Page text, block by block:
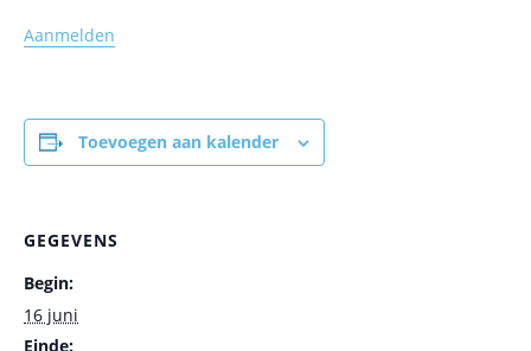
Aanmelden
Toevoegen aan kalender
GEGEVENS
Begin:
16 juni
Einde: